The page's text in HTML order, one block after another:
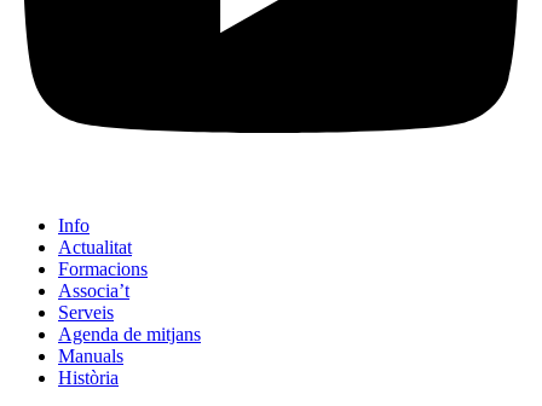
Info
Actualitat
Formacions
Associa’t
Serveis
Agenda de mitjans
Manuals
Història